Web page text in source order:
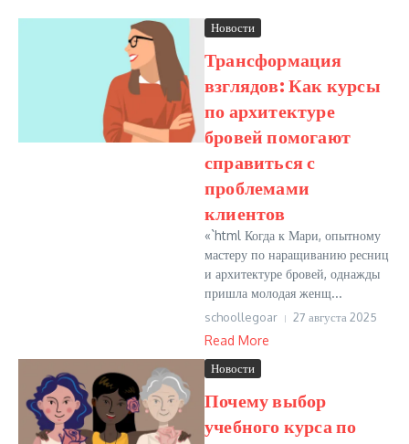
Новости
Трансформация
взглядов: Как курсы
по архитектуре
бровей помогают
справиться с
проблемами
клиентов
«`html Когда к Мари, опытному
мастеру по наращиванию ресниц
и архитектуре бровей, однажды
пришла молодая женщ...
schoollegoar 27 августа 2025
Read More
Новости
Почему выбор
учебного курса по